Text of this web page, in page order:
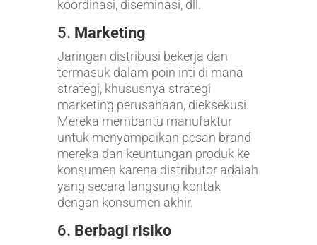
koordinasi, diseminasi, dll.
5. Marketing
Jaringan distribusi bekerja dan
termasuk dalam poin inti di mana
strategi, khususnya strategi
marketing perusahaan, dieksekusi.
Mereka membantu manufaktur
untuk menyampaikan pesan brand
mereka dan keuntungan produk ke
konsumen karena distributor adalah
yang secara langsung kontak
dengan konsumen akhir.
6. Berbagi risiko